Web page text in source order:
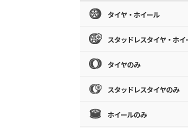
タイヤ・ホイール
スタッドレスタイヤ・ホイ
タイヤのみ
スタッドレスタイヤのみ
ホイールのみ